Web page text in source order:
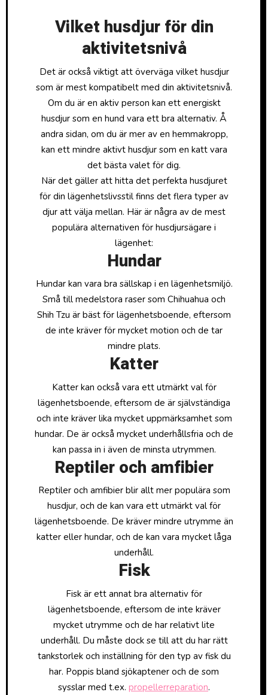
Vilket husdjur för din
aktivitetsnivå
Det är också viktigt att överväga vilket husdjur
som är mest kompatibelt med din aktivitetsnivå.
Om du är en aktiv person kan ett energiskt
husdjur som en hund vara ett bra alternativ. Å
andra sidan, om du är mer av en hemmakropp,
kan ett mindre aktivt husdjur som en katt vara
det bästa valet för dig.
När det gäller att hitta det perfekta husdjuret
för din lägenhetslivsstil finns det flera typer av
djur att välja mellan. Här är några av de mest
populära alternativen för husdjursägare i
lägenhet:
Hundar
Hundar kan vara bra sällskap i en lägenhetsmiljö.
Små till medelstora raser som Chihuahua och
Shih Tzu är bäst för lägenhetsboende, eftersom
de inte kräver för mycket motion och de tar
mindre plats.
Katter
Katter kan också vara ett utmärkt val för
lägenhetsboende, eftersom de är självständiga
och inte kräver lika mycket uppmärksamhet som
hundar. De är också mycket underhållsfria och de
kan passa in i även de minsta utrymmen.
Reptiler och amfibier
Reptiler och amfibier blir allt mer populära som
husdjur, och de kan vara ett utmärkt val för
lägenhetsboende. De kräver mindre utrymme än
katter eller hundar, och de kan vara mycket låga
underhåll.
Fisk
Fisk är ett annat bra alternativ för
lägenhetsboende, eftersom de inte kräver
mycket utrymme och de har relativt lite
underhåll. Du måste dock se till att du har rätt
tankstorlek och inställning för den typ av fisk du
har. Poppis bland sjökaptener och de som
sysslar med t.ex. propellerreparation.